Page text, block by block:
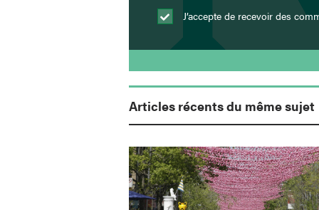
J’accepte de recevoir des
Articles récents du même sujet